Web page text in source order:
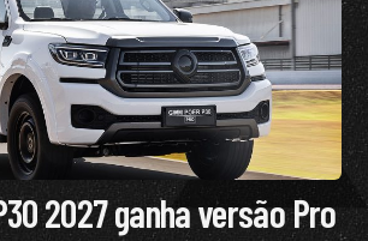
2027 ganha versão Pro